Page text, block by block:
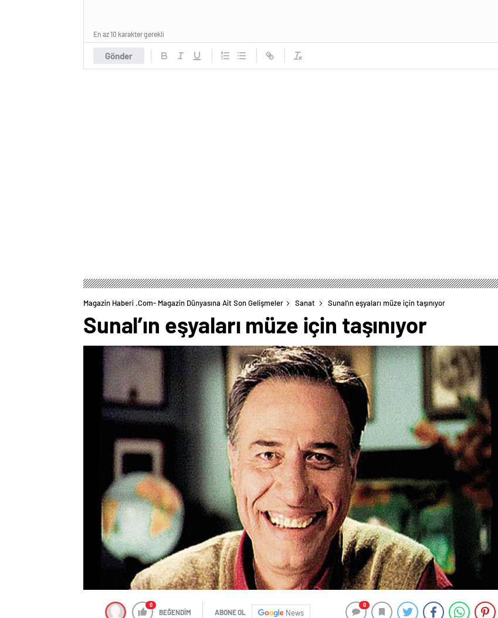
Gönder
En az 10 karakter gerekli
Magazin Haberi .com- Magazin Dünyasına Ait Son Gelişmeler Sanat Sunal’ın eşyaları müze için taşınıyor
Sunal’ın eşyaları müze için taşınıyor
0
BEĞENDİM ABONE OL News
0